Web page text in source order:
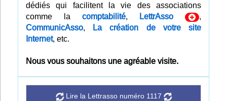
Divers
Abo Lettrasso
Désabo Lettrasso
Nous contacter
dédiés qui facilitent la vie des associations
comme la comptabilité, LettrAsso
,
CommunicAsso, La création de votre site
Internet, etc.
Nous vous souhaitons une agréable visite.
Lire la Lettrasso numéro 1117